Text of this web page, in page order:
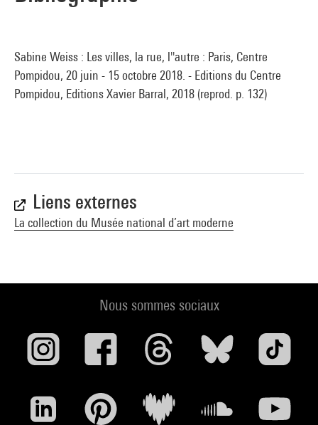
Sabine Weiss : Les villes, la rue, l''autre : Paris, Centre
Pompidou, 20 juin - 15 octobre 2018. - Editions du Centre
Pompidou, Editions Xavier Barral, 2018 (reprod. p. 132)
Liens externes
La collection du Musée national d’art moderne
Nous sommes sociaux